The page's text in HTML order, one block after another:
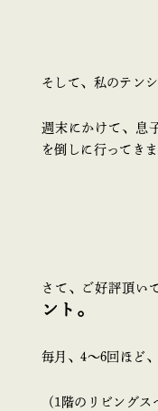
そして、私のテン
週末にかけて、息
を倒しに行ってきま
さて、ご好評頂い
ント。
毎月、4～6回ほど
（1階のリビングス